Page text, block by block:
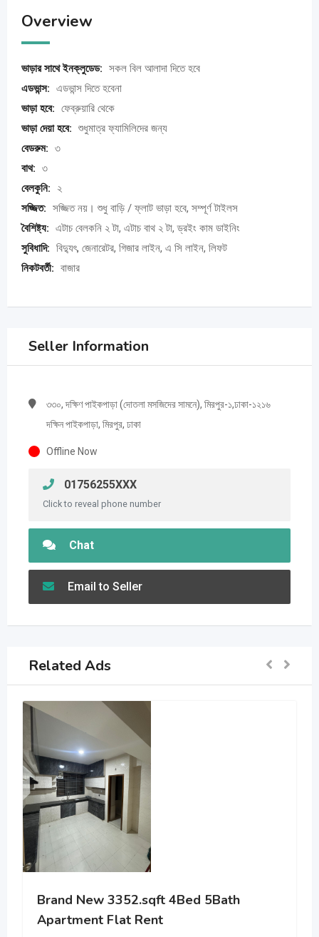
Overview
ভাড়ার সাথে ইনক্লুডেড: সকল বিল আলাদা দিতে হবে
এডভান্স: এডভান্স দিতে হবেনা
ভাড়া হবে: ফেব্রুয়ারি থেকে
ভাড়া দেয়া হবে: শুধুমাত্র ফ্যামিলিদের জন্য
বেডরুম: ৩
বাথ: ৩
বেলকুনি:
২
সজ্জিত: সজ্জিত নয়। শুধু বাড়ি / ফ্লাট ভাড়া হবে, সম্পূর্ণ টাইলস
বৈশিষ্ট্য: এটাচ বেলকনি ২ টা, এটাচ বাথ ২ টা, ড্রইং কাম ডাইনিং
সুবিধাদি: বিদ্যুৎ, জেনারেটর, গিজার লাইন, এ সি লাইন, লিফট
নিকটবর্তী: বাজার
Seller Information
৩৩০, দক্ষিণ পাইকপাড়া (দোতলা মসজিদের সামনে), মিরপুর-১,ঢাকা-১২১৬
দক্ষিন পাইকপাড়া, মিরপুর, ঢাকা
Offline Now
01756255XXX
Click to reveal phone number
Chat
Email to Seller
Related Ads
5Bath Hasim Heritage